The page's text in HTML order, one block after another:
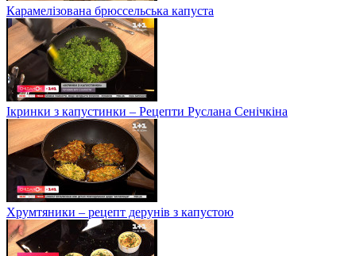
Карамелізована брюссельська капуста
Ікринки з капустинки – Рецепти Руслана Сенічкіна
Хрумтяники – рецепт дерунів з капустою